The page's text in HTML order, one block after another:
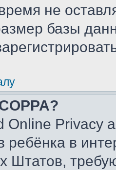
не
базы
Online Privacy
ребёнка в
Штатов,